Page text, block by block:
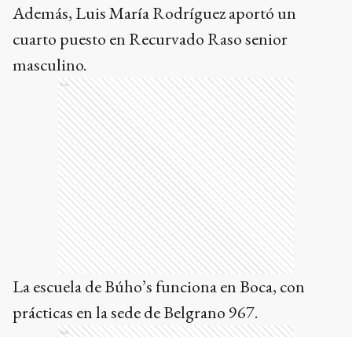
Además, Luis María Rodríguez aportó un
cuarto puesto en Recurvado Raso senior
masculino.
Ads
La escuela de Búho’s funciona en Boca, con
prácticas en la sede de Belgrano 967.
Ads